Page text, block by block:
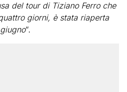
del tour di Tiziano Ferro che
giorni, è stata riaperta
“.